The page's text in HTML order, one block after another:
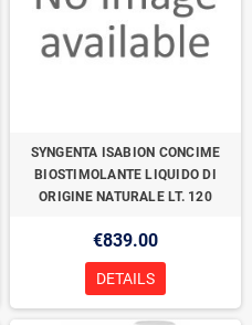
SYNGENTA ISABION CONCIME
BIOSTIMOLANTE LIQUIDO DI
ORIGINE NATURALE LT. 120
€839.00
DETAILS